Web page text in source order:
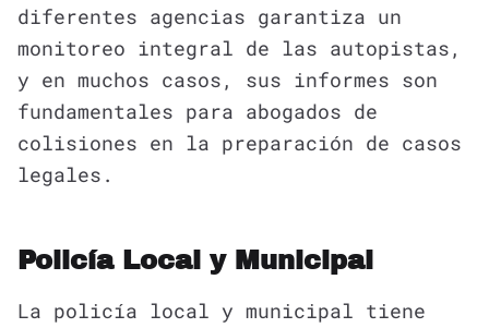
diferentes agencias garantiza un
monitoreo integral de las autopistas,
y en muchos casos, sus informes son
fundamentales para abogados de
colisiones en la preparación de casos
legales.
Policía Local y Municipal
La policía local y municipal tiene